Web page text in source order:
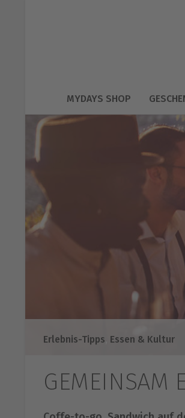
MYDAYS SHOP
Erlebnis-Tipps Essen & Kultur
GEMEINSAM